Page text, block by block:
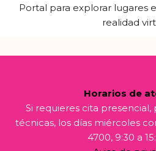
Portal para explorar lugares
realidad
Horarios de
Si requieres cita
técnicas, los días miércoles
4700, 9:30 a